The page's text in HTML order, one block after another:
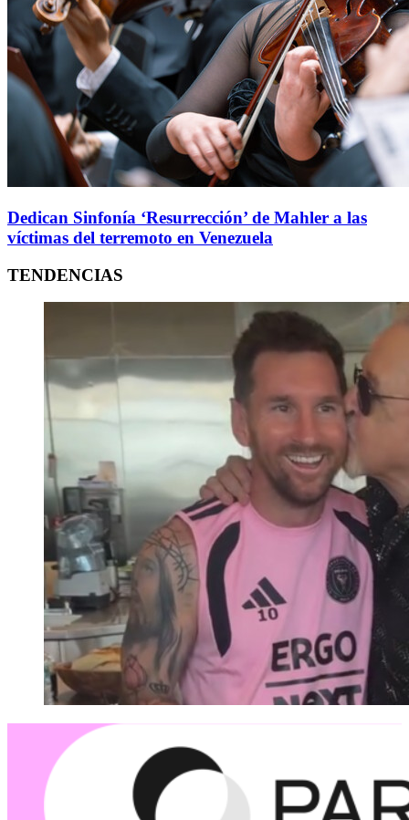
Dedican Sinfonía ‘Resurrección’ de Mahler a las
víctimas del terremoto en Venezuela
TENDENCIAS